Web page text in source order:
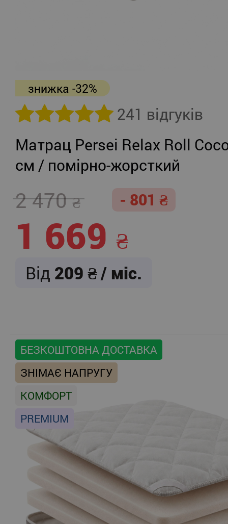
знижка -32%
241 відгуків
Матрац Persei Relax Roll
см / помірно-жорсткий
2 470 - 801
1 669
Від 209 / міс.
БЕЗКОШТОВНА ДОСТАВКА
ЗНІМАЄ НАПРУГУ
КОМФОРТ
PREMIUM